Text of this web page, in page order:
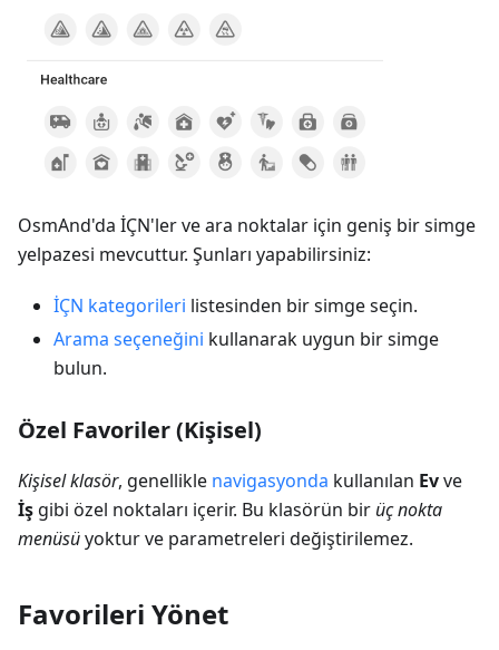
OsmAnd'da İÇN'ler ve ara noktalar için geniş bir simge
yelpazesi mevcuttur. Şunları yapabilirsiniz:
İÇN kategorileri listesinden bir simge seçin.
Arama seçeneğini kullanarak uygun bir simge
bulun.
Özel Favoriler (Kişisel)
Kişisel klasör, genellikle navigasyonda kullanılan Evve
İş gibi özel noktaları içerir. Bu klasörün bir üç nokta
menüsüyoktur ve parametreleri değiştirilemez.
Favorileri Yönet